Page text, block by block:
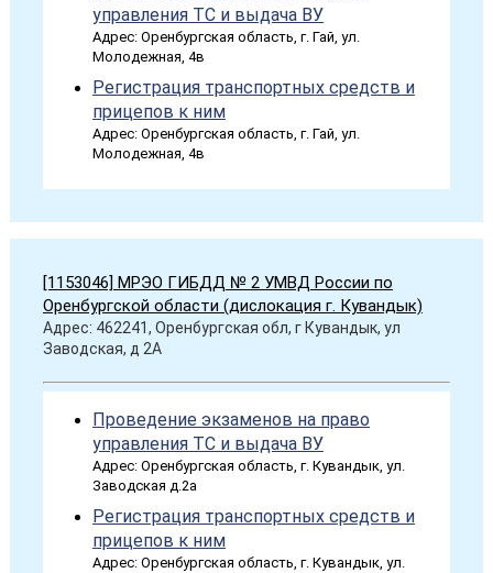
управления ТС и выдача ВУ
Адрес: Оренбургская область, г. Гай, ул.
Молодежная, 4в
Регистрация транспортных средств и
прицепов к ним
Адрес: Оренбургская область, г. Гай, ул.
Молодежная, 4в
[1153046] МРЭО ГИБДД № 2 УМВД России по
Оренбургской области (дислокация г. Кувандык)
Адрес: 462241, Оренбургская обл, г Кувандык, ул
Заводская, д 2А
Проведение экзаменов на право
управления ТС и выдача ВУ
Адрес: Оренбургская область, г. Кувандык, ул.
Заводская д.2а
Регистрация транспортных средств и
прицепов к ним
Адрес: Оренбургская область, г. Кувандык, ул.